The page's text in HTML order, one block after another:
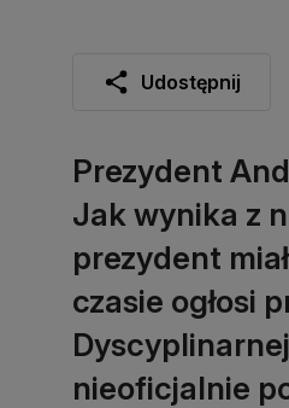
Udostępnij
Prezydent
Jak wynika z
prezydent
czasie ogłosi
nieoficjalnie